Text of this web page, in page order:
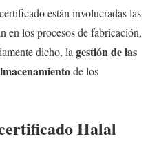
están involucradas las
en los procesos de fabricación,
dicho, la gestión de las
de los
Halal